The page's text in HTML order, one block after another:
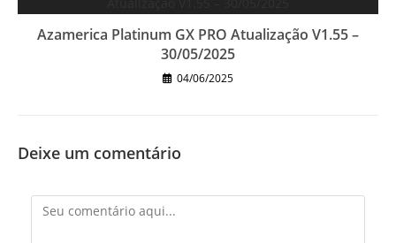
Azamerica Platinum GX PRO Atualização V1.55 –
30/05/2025
04/06/2025
Deixe um comentário
Comentário